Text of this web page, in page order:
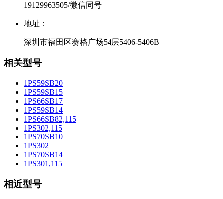
19129963505/微信同号
地址：
深圳市福田区赛格广场54层5406-5406B
相关型号
1PS59SB20
1PS59SB15
1PS66SB17
1PS59SB14
1PS66SB82,115
1PS302,115
1PS70SB10
1PS302
1PS70SB14
1PS301,115
相近型号